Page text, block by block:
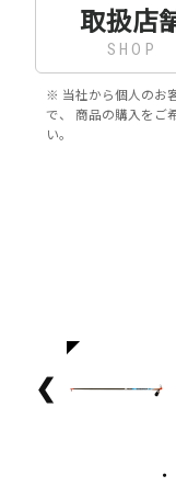
取扱店
SHOP
※ 当社から個人のお
で、 商品の購入をご
い。
❮